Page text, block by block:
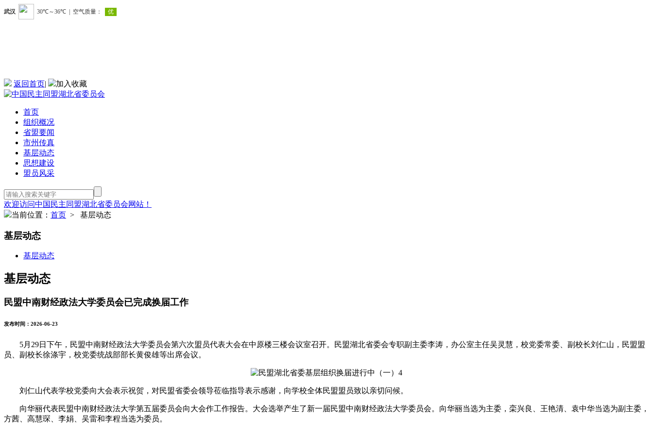
返回首页| 加入收藏
首页
组织概况
省盟要闻
市州传真
基层动态
思想建设
盟员风采
欢迎访问中国民主同盟湖北省委员会网站！
当前位置： 首页 > 基层动态
基层动态
基层动态
基层动态
民盟中南财经政法大学委员会已完成换届工作
发布时间：2026-06-23
5月29日下午，民盟中南财经政法大学委员会第六次盟员代表大会在中原楼三楼会议室召开。民盟湖北省委会专职副主委李涛，办公室主任吴灵慧，校党委常委、副校长刘仁山，民盟盟
员、副校长徐涤宇，校党委统战部部长黄俊雄等出席会议。
刘仁山代表学校党委向大会表示祝贺，对民盟省委会领导莅临指导表示感谢，向学校全体民盟盟员致以亲切问候。
向华丽代表民盟中南财经政法大学第五届委员会向大会作工作报告。大会选举产生了新一届民盟中南财经政法大学委员会。向华丽当选为主委，栾兴良、王艳清、袁中华当选为副主委，
方茜、高慧琛、李娟、吴雷和李程当选为委员。